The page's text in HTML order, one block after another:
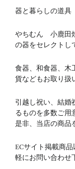
器と暮らしの道
やちむん 小鹿田
の器をセレクトし
食器、和食器、木
貨などもお取り扱
引越し祝い、結
るものを多数ご
是非、当店の商品
ECサイト掲載商
軽にお問い合わせ